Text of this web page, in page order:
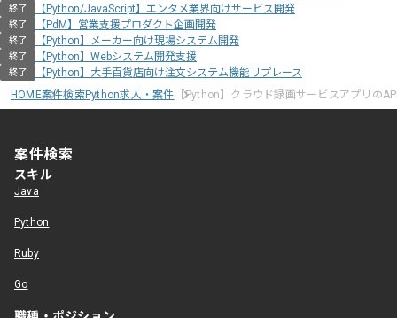
終了 【Python/JavaScript】エンタメ業界向けサービス開発
終了 【PdM】営業支援プロダクト企画開発
終了 【Python】メーカー向け現場システム開発
終了 【Python】Webシステム開発支援
終了
【Python】大手百貨店向け注文システム機能リプレース
HOME案件検索Python求人・案件 【Python】クラウド録画サービスアプリの
案件検索
スキル
Java
Python
Ruby
Go